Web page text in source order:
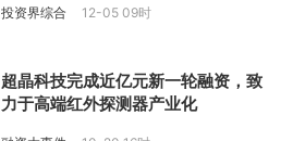
投资界综合 12-05 09时
超晶科技完成近亿元新一轮融资，致
力于高端红外探测器产业化